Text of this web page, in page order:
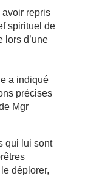
repris
spirituel de
lors d’une
a indiqué
précises
Mgr
qui lui sont
déplorer,